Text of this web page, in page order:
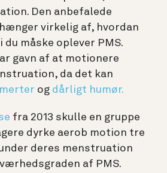
Den anbefalede
virkelig af, hvordan
måske oplever PMS.
gavn af at motionere
da det kan
og dårligt humør.
fra 2013 skulle en gruppe
dyrke aerob motion tre
deres menstruation
af PMS.